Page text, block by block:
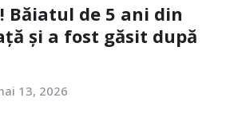
Băiatul de 5 ani din
și a fost găsit după
13, 2026